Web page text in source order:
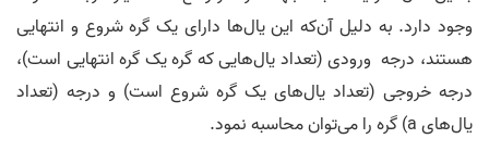
وجود دارد. به دلیل آن‌که این یال‌ها دارای یک گره شروع و انتهایی
هستند، درجه ورودی (تعداد یال‌هایی که گره یک گره انتهایی است)،
درجه خروجی (تعداد یال‌های یک گره شروع است) و درجه (تعداد
یال‌های a) گره را می‌توان محاسبه نمود.